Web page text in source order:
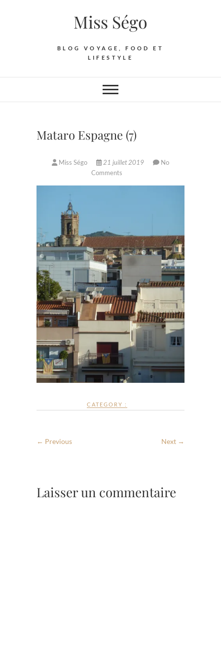
Miss Ségo
BLOG VOYAGE, FOOD ET
LIFESTYLE
Mataro Espagne (7)
Miss Ségo 21 juillet 2019
No
Comments
CATEGORY :
← Previous Next →
Laisser un commentaire